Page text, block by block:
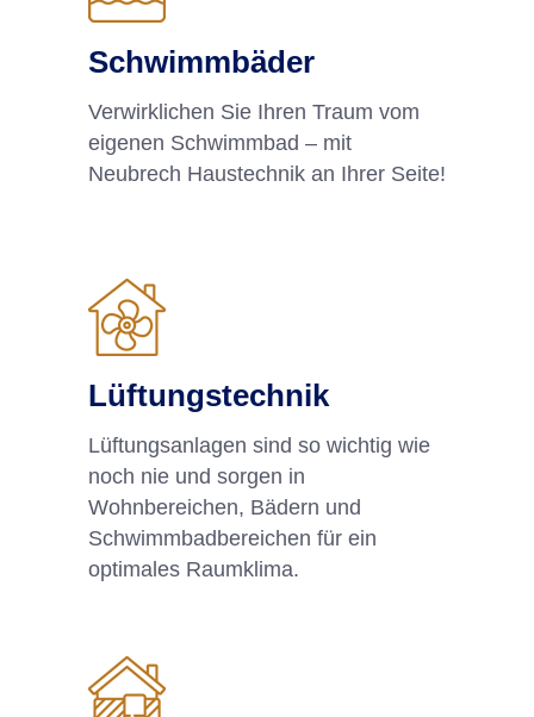
Schwimmbäder
Verwirklichen Sie Ihren Traum vom
eigenen Schwimmbad – mit
Neubrech Haustechnik an Ihrer Seite!
Lüftungstechnik
Lüftungsanlagen sind so wichtig wie
noch nie und sorgen in
Wohnbereichen, Bädern und
Schwimmbadbereichen für ein
optimales Raumklima.